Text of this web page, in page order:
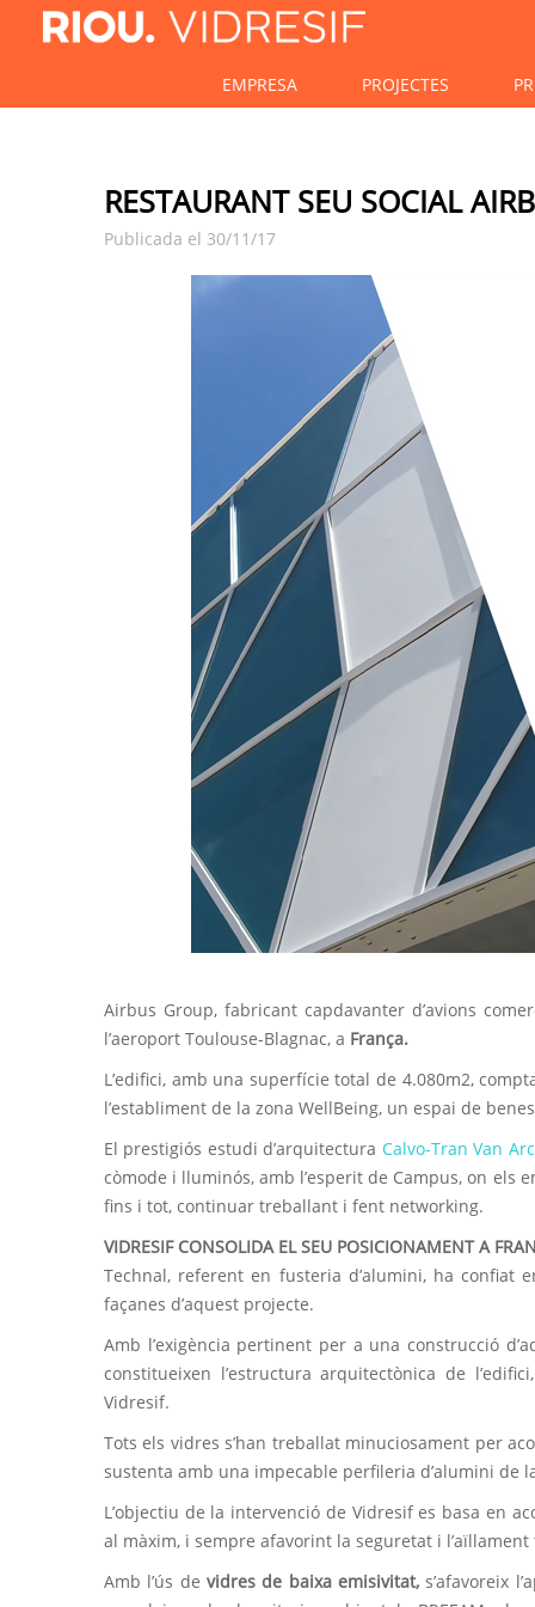
EMPRESA PROJECTES
RESTAURANT SEU SOCIAL
Publicada el 30/11/17
Airbus Group, fabricant capdavanter d’avions
l’aeroport Toulouse-Blagnac, a França.
L’edifici, amb una superfície total de 4.080m2,
l’establiment de la zona WellBeing, un espai de
El prestigiós estudi d’arquitectura Calvo-Tran Van
còmode i lluminós, amb l’esperit de Campus, on els
fins i tot, continuar treballant i fent networking.
VIDRESIF CONSOLIDA EL SEU POSICIONAMENT A
Technal, referent en fusteria d’alumini, ha confiat
façanes d’aquest projecte.
Amb l’exigència pertinent per a una construcció
constitueixen l’estructura arquitectònica de
Vidresif.
Tots els vidres s’han treballat minuciosament per
sustenta amb una impecable perfileria d’alumini de
L’objectiu de la intervenció de Vidresif es basa en
al màxim, i sempre afavorint la seguretat i
Amb l’ús devidres de baixa emisivitat, s’afavoreix